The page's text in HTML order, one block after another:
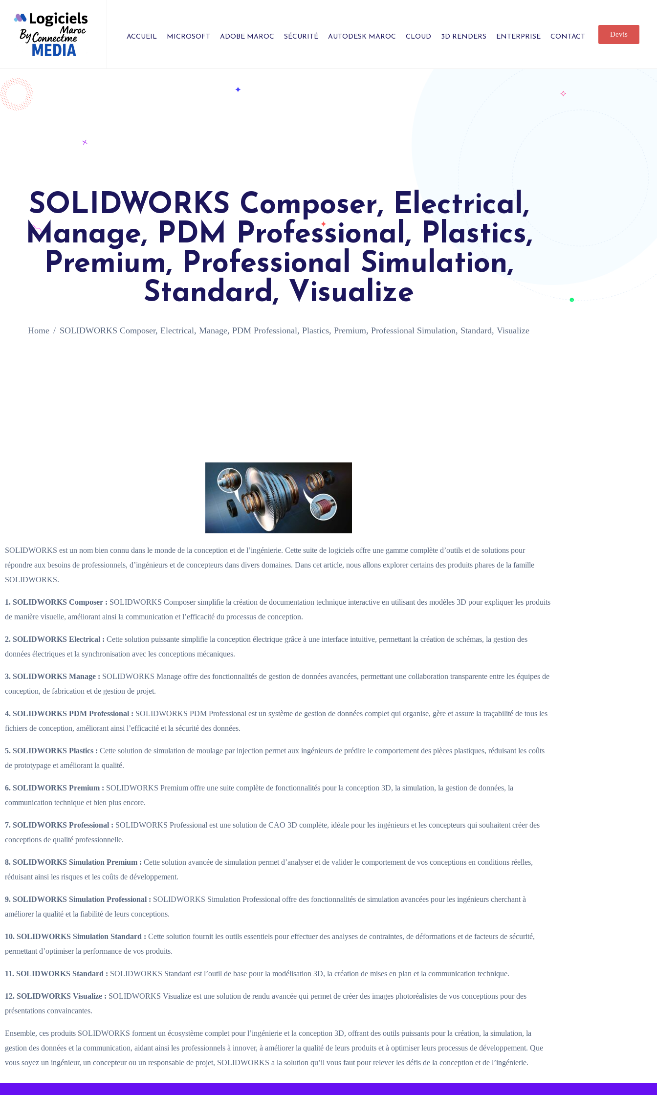
ACCUEIL MICROSOFT ADOBE MAROC SÉCURITÉ AUTODESK MAROC CLOUD 3D RENDERS ENTERPRISE CONTACT Devis
SOLIDWORKS Composer, Electrical,
Manage, PDM Professional, Plastics,
Premium, Professional Simulation,
Standard, Visualize
Home SOLIDWORKS Composer, Electrical, Manage, PDM Professional, Plastics, Premium, Professional Simulation, Standard, Visualize
SOLIDWORKS est un nom bien connu dans le monde de la conception et de l’ingénierie. Cette suite de logiciels offre une gamme complète d’outils et de solutions pour
répondre aux besoins de professionnels, d’ingénieurs et de concepteurs dans divers domaines. Dans cet article, nous allons explorer certains des produits phares de la famille
SOLIDWORKS.
1. SOLIDWORKS Composer : SOLIDWORKS Composer simplifie la création de documentation technique interactive en utilisant des modèles 3D pour expliquer les produits
de manière visuelle, améliorant ainsi la communication et l’efficacité du processus de conception.
2. SOLIDWORKS Electrical : Cette solution puissante simplifie la conception électrique grâce à une interface intuitive, permettant la création de schémas, la gestion des
données électriques et la synchronisation avec les conceptions mécaniques.
3. SOLIDWORKS Manage : SOLIDWORKS Manage offre des fonctionnalités de gestion de données avancées, permettant une collaboration transparente entre les équipes de
conception, de fabrication et de gestion de projet.
4. SOLIDWORKS PDM Professional : SOLIDWORKS PDM Professional est un système de gestion de données complet qui organise, gère et assure la traçabilité de tous les
fichiers de conception, améliorant ainsi l’efficacité et la sécurité des données.
5. SOLIDWORKS Plastics : Cette solution de simulation de moulage par injection permet aux ingénieurs de prédire le comportement des pièces plastiques, réduisant les coûts
de prototypage et améliorant la qualité.
6. SOLIDWORKS Premium : SOLIDWORKS Premium offre une suite complète de fonctionnalités pour la conception 3D, la simulation, la gestion de données, la
communication technique et bien plus encore.
7. SOLIDWORKS Professional : SOLIDWORKS Professional est une solution de CAO 3D complète, idéale pour les ingénieurs et les concepteurs qui souhaitent créer des
conceptions de qualité professionnelle.
8. SOLIDWORKS Simulation Premium : Cette solution avancée de simulation permet d’analyser et de valider le comportement de vos conceptions en conditions réelles,
réduisant ainsi les risques et les coûts de développement.
9. SOLIDWORKS Simulation Professional : SOLIDWORKS Simulation Professional offre des fonctionnalités de simulation avancées pour les ingénieurs cherchant à
améliorer la qualité et la fiabilité de leurs conceptions.
10. SOLIDWORKS Simulation Standard : Cette solution fournit les outils essentiels pour effectuer des analyses de contraintes, de déformations et de facteurs de sécurité,
permettant d’optimiser la performance de vos produits.
11. SOLIDWORKS Standard : SOLIDWORKS Standard est l’outil de base pour la modélisation 3D, la création de mises en plan et la communication technique.
12. SOLIDWORKS Visualize : SOLIDWORKS Visualize est une solution de rendu avancée qui permet de créer des images photoréalistes de vos conceptions pour des
présentations convaincantes.
Ensemble, ces produits SOLIDWORKS forment un écosystème complet pour l’ingénierie et la conception 3D, offrant des outils puissants pour la création, la simulation, la
gestion des données et la communication, aidant ainsi les professionnels à innover, à améliorer la qualité de leurs produits et à optimiser leurs processus de développement. Que
vous soyez un ingénieur, un concepteur ou un responsable de projet, SOLIDWORKS a la solution qu’il vous faut pour relever les défis de la conception et de l’ingénierie.